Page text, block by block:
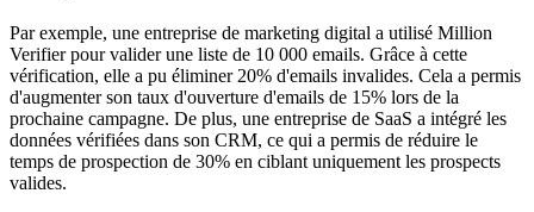
Par exemple, une entreprise de marketing digital a utilisé Million
Verifier pour valider une liste de 10 000 emails. Grâce à cette
vérification, elle a pu éliminer 20% d'emails invalides. Cela a permis
d'augmenter son taux d'ouverture d'emails de 15% lors de la
prochaine campagne. De plus, une entreprise de SaaS a intégré les
données vérifiées dans son CRM, ce qui a permis de réduire le
temps de prospection de 30% en ciblant uniquement les prospects
valides.